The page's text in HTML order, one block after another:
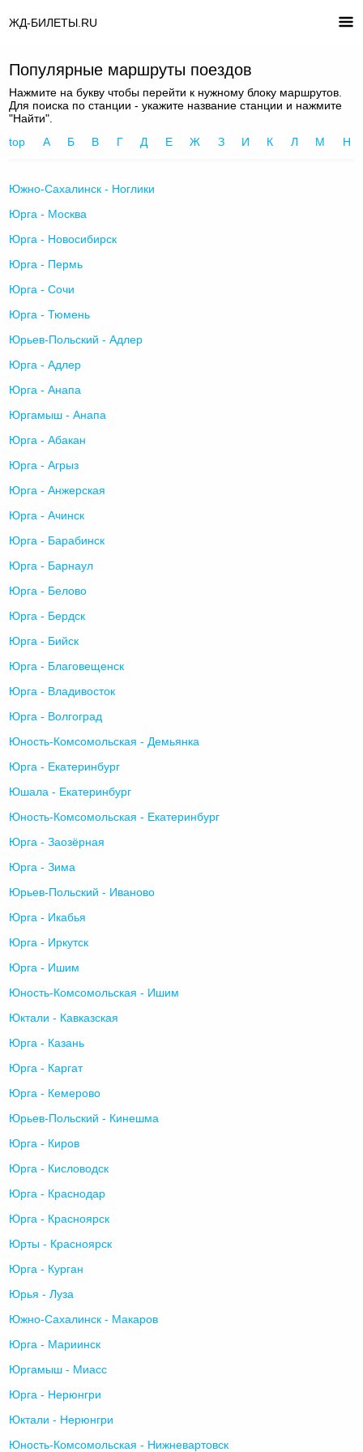
ЖД-БИЛЕТЫ.RU
Популярные маршруты поездов
Нажмите на букву чтобы перейти к нужному блоку маршрутов.
Для поиска по станции - укажите название станции и нажмите
"Найти".
top
А Б В Г Д Е Ж З И К Л М Н
Южно-Сахалинск - Ноглики
Юрга - Москва
Юрга - Новосибирск
Юрга - Пермь
Юрга - Сочи
Юрга - Тюмень
Юрьев-Польский - Адлер
Юрга - Адлер
Юрга - Анапа
Юргамыш - Анапа
Юрга - Абакан
Юрга - Агрыз
Юрга - Анжерская
Юрга - Ачинск
Юрга - Барабинск
Юрга - Барнаул
Юрга - Белово
Юрга - Бердск
Юрга - Бийск
Юрга - Благовещенск
Юрга - Владивосток
Юрга - Волгоград
Юность-Комсомольская - Демьянка
Юрга - Екатеринбург
Юшала - Екатеринбург
Юность-Комсомольская - Екатеринбург
Юрга - Заозёрная
Юрга - Зима
Юрьев-Польский - Иваново
Юрга - Икабья
Юрга - Иркутск
Юрга - Ишим
Юность-Комсомольская - Ишим
Юктали - Кавказская
Юрга - Казань
Юрга - Каргат
Юрга - Кемерово
Юрьев-Польский - Кинешма
Юрга - Киров
Юрга - Кисловодск
Юрга - Краснодар
Юрга - Красноярск
Юрты - Красноярск
Юрга - Курган
Юрья - Луза
Южно-Сахалинск - Макаров
Юрга - Мариинск
Юргамыш - Миасс
Юрга - Нерюнгри
Юктали - Нерюнгри
Юность-Комсомольская - Нижневартовск